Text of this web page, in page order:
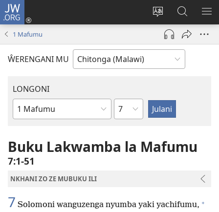
JW.ORG
Sinthani
chineneru
Sereni
(Lajula
Linyaki)
Fufuzani
Vinthu
pa
JW.ORG
1 Mafumu
ŴERENGANI MU
LONGONI
Buku
M'Bayibolu
Chaputala
Buku Lakwamba la Mafumu
7:1-51
NKHANI ZO ZE MUBUKU ILI
7 Solomoni wanguzenga nyumba yaki yachifumu, +